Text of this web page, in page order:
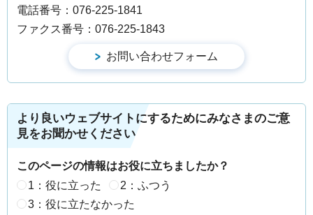
電話番号：076-225-1841
ファクス番号：076-225-1843
より良いウェブサイトにするためにみなさまのご意
見をお聞かせください
このページの情報はお役に立ちましたか？
1：役に立った
2：ふつう
3：役に立たなかった